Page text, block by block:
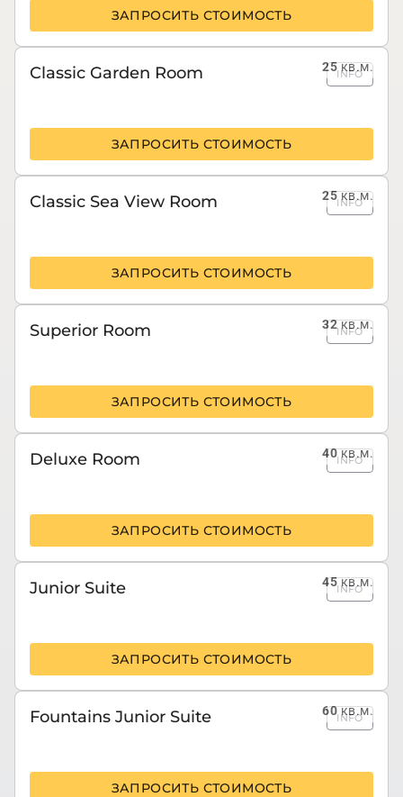
ЗАПРОСИТЬ СТОИМОСТЬ
25кв.м.
Classic Garden Room INFO
ЗАПРОСИТЬ СТОИМОСТЬ
25кв.м.
Classic Sea View Room INFO
ЗАПРОСИТЬ СТОИМОСТЬ
32кв.м.
Superior Room INFO
ЗАПРОСИТЬ СТОИМОСТЬ
40кв.м.
Deluxe Room INFO
ЗАПРОСИТЬ СТОИМОСТЬ
45кв.м.
Junior Suite INFO
ЗАПРОСИТЬ СТОИМОСТЬ
60кв.м.
Fountains Junior Suite INFO
ЗАПРОСИТЬ СТОИМОСТЬ